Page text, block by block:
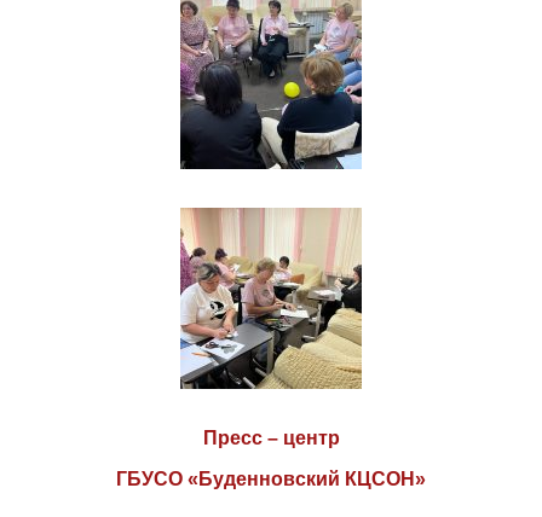
Пресс – центр
ГБУСО «Буденновский КЦСОН»